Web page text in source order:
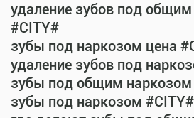
удаление зубов под
#CITY#
зубы под наркозом цена
удаление зубов под
зубы под общим наркозом
зубы под наркозом #CITY#